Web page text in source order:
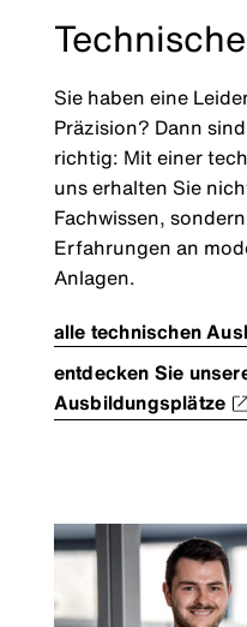
Sie haben eine
Präzision? Dann
richtig: Mit einer
uns erhalten Sie
Fachwissen,
Erfahrungen an
Anlagen.
alle technischen
entdecken Sie
Ausbildungsplätze